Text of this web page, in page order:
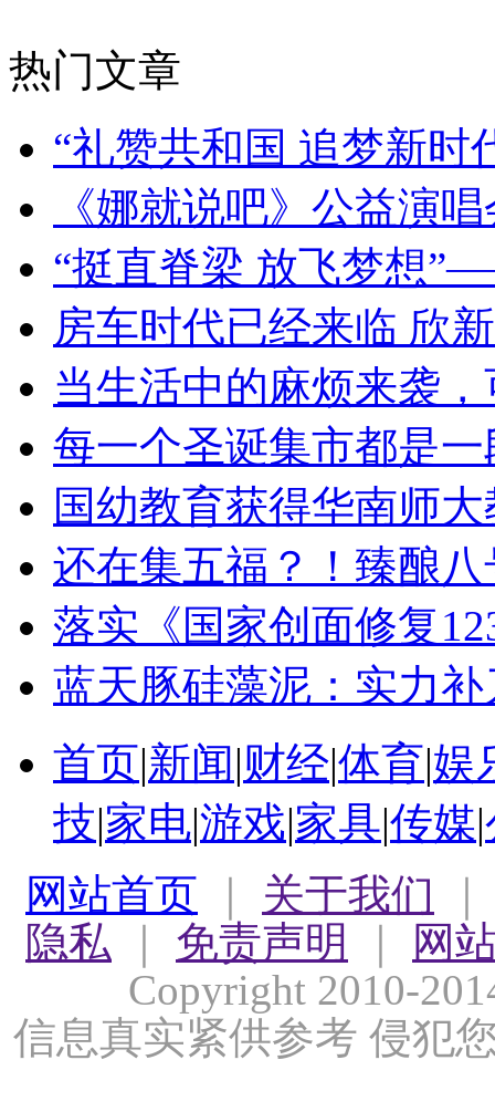
热门文章
“礼赞共和国 追梦新时
《娜就说吧》公益演
“挺直脊梁 放飞梦想
房车时代已经来临 欣
当生活中的麻烦来袭
每一个圣诞集市都是
国幼教育获得华南师
还在集五福？！臻酿
落实《国家创面修复
蓝天豚硅藻泥：实力
首页|新闻|财经|体育|娱
技|家电|游戏|家具|传媒|
网站首页
关于我们
隐私
免责声明
网
Copyright 2010-
信息真实紧供参考 侵犯